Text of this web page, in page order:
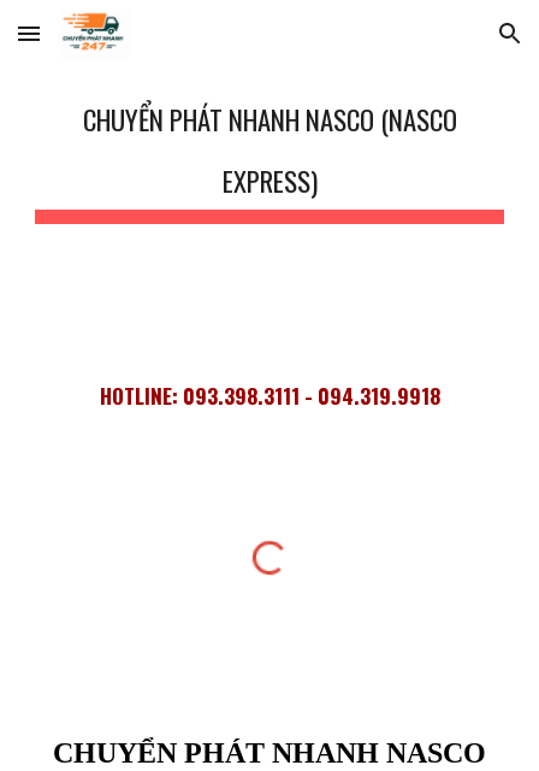
Skip to main content Skip to navigation
CHUYỂN PHÁT NHANH NASCO (NASCO
EXPRESS)
HOTLINE: 093.398.3111 - 094.319.9918
CHUYỂN PHÁT NHANH NASCO